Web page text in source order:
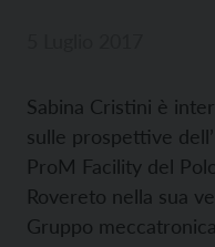
Sabina Cristini è
sulle prospettive
ProM Facility del
Rovereto nella sua
Gruppo